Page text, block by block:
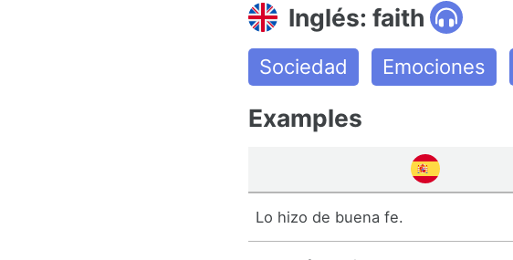
Inglés: faith
Sociedad Emociones
Examples
Lo hizo de buena fe.